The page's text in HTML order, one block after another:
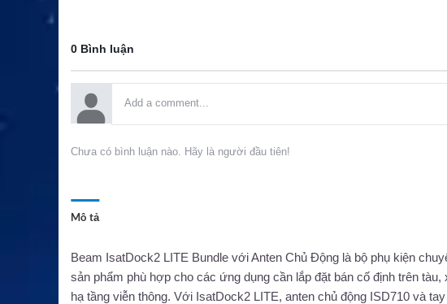
0 Bình luận
Chưa có bình luận nào. Hãy là người đầu tiên!
Mô tả
Beam IsatDock2 LITE Bundle với Anten Chủ Động là bộ phụ kiện
sản phẩm phù hợp cho các ứng dụng cần lắp đặt bán cố định trên
hạ tầng viễn thông. Với IsatDock2 LITE, anten chủ động ISD710 và